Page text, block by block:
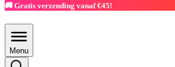
🚚 Gratis verzending vanaf €45!
Menu